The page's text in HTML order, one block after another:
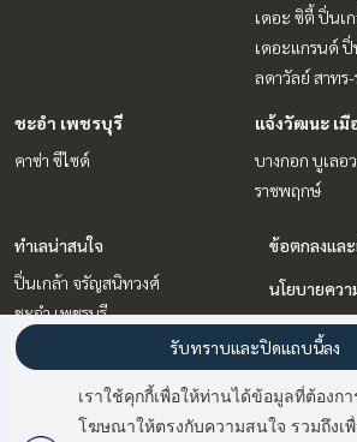
เดอะ ซิตี้ ปิ่นเ
เดอะแกรนด์ ปิ่
ลดาวัลย์ สาทร
ชะอำ เพชรบุรี
คาซ่า ซีไซด์
แจ้งวัฒนะ เมื
บางกอก บูเลอ
ราชพฤกษ์
ทำเลน่าสนใจ
ปิ่นเกล้า จรัญสนิทวงศ์
ชะอำ เพชรบุรี
พระราม 5 ราชพฤกษ์ บางกรวย
พระราม 3 สาธุประดิษฐ์
วิภาวดี ดอนเมือง หลักสี่
แจ้งวัฒนะ เมืองทอง
ข้อตกลงและ
นโยบายคว
เกี่ยวกับเรา
วิธีการฝากข
ติดต่อ
เราใช้คุกกี้เพื่อให้ท่านได้ข้อมูลที่ต้องก
โฆษณาให้ตรงกับความสนใจ รวมถึงเพื่
รับทราบและปิดแถบนี้ลง